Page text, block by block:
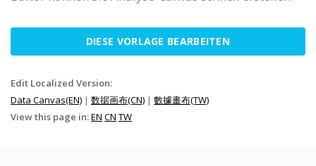
DIESE VORLAGE BEARBEITEN
Edit Localized Version:
Data Canvas(EN) | 数据画布(CN) | 數據畫布(TW)
View this page in:EN CN TW